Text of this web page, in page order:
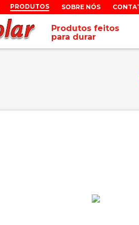
PRODUTOS SOBRE NÓS
Produtos feitos
para durar